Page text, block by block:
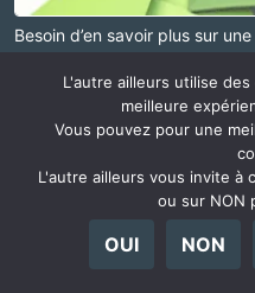
Besoin d’en savoir plus sur
Des questions à poser sur un
voyage, sa logistique ?
N’hésitez pas à me contacter
L'autre ailleurs utilise
meilleure
Vous pouvez pour une
L'autre ailleurs vous invite à
ou sur NON
OUI NON